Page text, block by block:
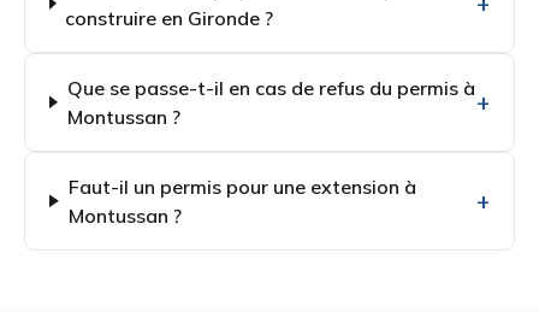
construire en Gironde ?
Que se passe-t-il en cas de refus du permis à
Montussan ?
Faut-il un permis pour une extension à
Montussan ?